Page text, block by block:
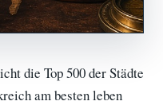
die Top 500 der Städte
am besten leben